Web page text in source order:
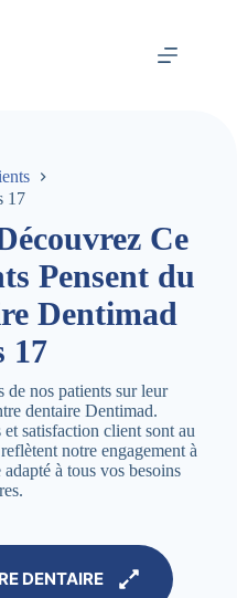
17
Ce
Pensent du
Dentimad
17
de nos patients sur leur
dentaire Dentimad.
satisfaction client sont au
notre engagement à
à tous vos besoins
DENTAIRE